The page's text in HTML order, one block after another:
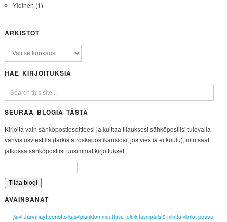
Yleinen (1)
ARKISTOT
HAE KIRJOITUKSIA
SEURAA BLOGIA TÄSTÄ
Kirjoita vain sähköpostiosoitteesi ja kuittaa tilauksesi sähköpostiisi tulevalla
vahvistusviestillä (tarkista roskapostikansiosi, jos viestiä ei kuulu), niin saat
jatkossa sähköpostiisi uusimmat kirjoitukset.
AVAINSANAT
järvi Järvinäytteenotto kasviplankton muuttuva toimintaympäristö minttu vibriot possu